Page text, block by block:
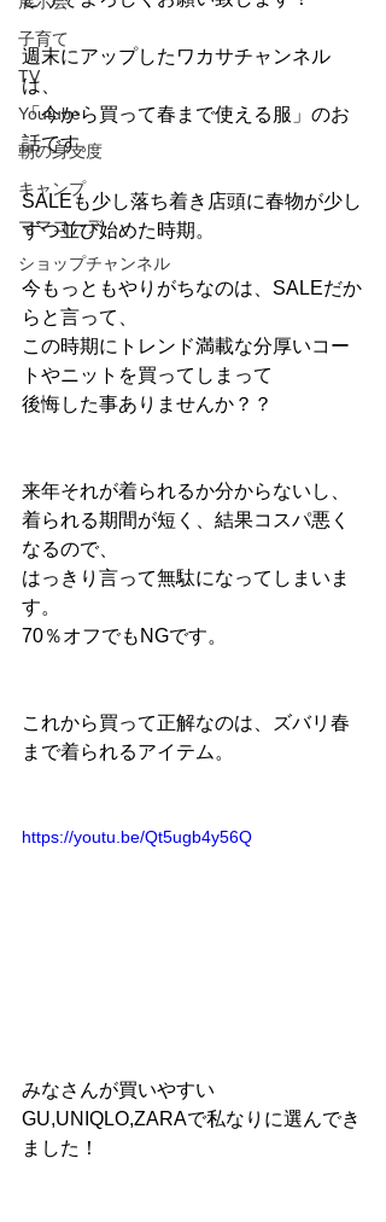
子育て
TV
Youtube
朝の身支度
キャンプ
ママコーデ
ショップチャンネル
週末にアップしたワカサチャンネル
は、
「今から買って春まで使える服」のお
話です。
SALEも少し落ち着き店頭に春物が少し
ずつ並び始めた時期。
今もっともやりがちなのは、SALEだか
らと言って、
この時期にトレンド満載な分厚いコー
トやニットを買ってしまって
後悔した事ありませんか？？
来年それが着られるか分からないし、
着られる期間が短く、結果コスパ悪く
なるので、
はっきり言って無駄になってしまいま
す。
70％オフでもNGです。
これから買って正解なのは、ズバリ春
まで着られるアイテム。
https://youtu.be/Qt5ugb4y56Q
みなさんが買いやすい
GU,UNIQLO,ZARAで私なりに選んでき
ました！